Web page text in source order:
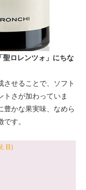
聖ロレンツォ」にちな
させることで、ソフト
トさが加わっていま
豊かな果実味、なめら
す。